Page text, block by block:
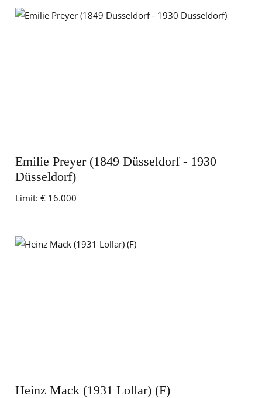
Emilie Preyer (1849 Düsseldorf - 1930
Düsseldorf)
Limit: € 16.000
Heinz Mack (1931 Lollar) (F)